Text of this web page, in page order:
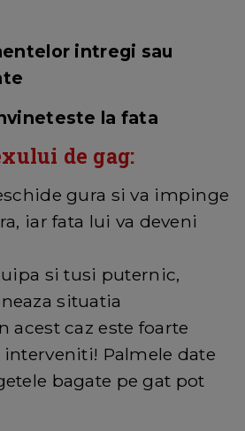
intregi sau
la fata
de gag:
gura si va impinge
iar fata lui va deveni
si tusi puternic,
situatia
acest caz este foarte
Palmele date
bagate pe gat pot